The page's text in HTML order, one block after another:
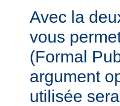
Avec la
vous
(Formal
argument
utilisée